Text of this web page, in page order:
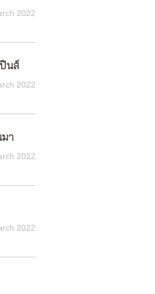
2022
นส์
2022
มา
2022
2022